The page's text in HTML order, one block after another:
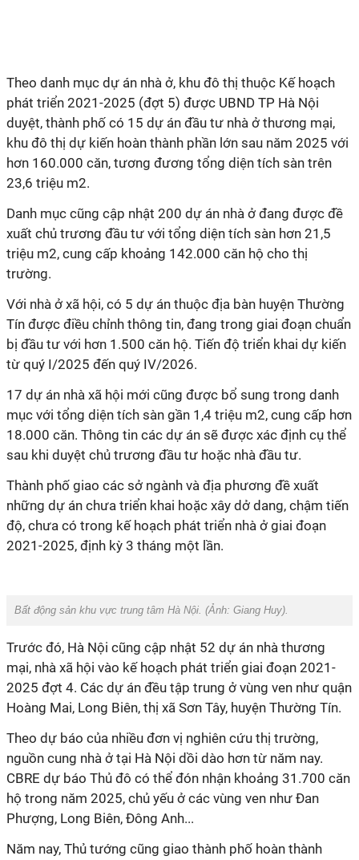
Theo danh mục dự án nhà ở, khu đô thị thuộc Kế hoạch
phát triển 2021-2025 (đợt 5) được UBND TP Hà Nội
duyệt, thành phố có 15 dự án đầu tư nhà ở thương mại,
khu đô thị dự kiến hoàn thành phần lớn sau năm 2025 với
hơn 160.000 căn, tương đương tổng diện tích sàn trên
23,6 triệu m2.
Danh mục cũng cập nhật 200 dự án nhà ở đang được đề
xuất chủ trương đầu tư với tổng diện tích sàn hơn 21,5
triệu m2, cung cấp khoảng 142.000 căn hộ cho thị
trường.
Với nhà ở xã hội, có 5 dự án thuộc địa bàn huyện Thường
Tín được điều chỉnh thông tin, đang trong giai đoạn chuẩn
bị đầu tư với hơn 1.500 căn hộ. Tiến độ triển khai dự kiến
từ quý I/2025 đến quý IV/2026.
17 dự án nhà xã hội mới cũng được bổ sung trong danh
mục với tổng diện tích sàn gần 1,4 triệu m2, cung cấp hơn
18.000 căn. Thông tin các dự án sẽ được xác định cụ thể
sau khi duyệt chủ trương đầu tư hoặc nhà đầu tư.
Thành phố giao các sở ngành và địa phương đề xuất
những dự án chưa triển khai hoặc xây dở dang, chậm tiến
độ, chưa có trong kế hoạch phát triển nhà ở giai đoạn
2021-2025, định kỳ 3 tháng một lần.
Bất động sản khu vực trung tâm Hà Nội. (Ảnh: Giang Huy).
Trước đó, Hà Nội cũng cập nhật 52 dự án nhà thương
mại, nhà xã hội vào kế hoạch phát triển giai đoạn 2021-
2025 đợt 4. Các dự án đều tập trung ở vùng ven như quận
Hoàng Mai, Long Biên, thị xã Sơn Tây, huyện Thường Tín.
Theo dự báo của nhiều đơn vị nghiên cứu thị trường,
nguồn cung nhà ở tại Hà Nội dồi dào hơn từ năm nay.
CBRE dự báo Thủ đô có thể đón nhận khoảng 31.700 căn
hộ trong năm 2025, chủ yếu ở các vùng ven như Đan
Phượng, Long Biên, Đông Anh...
Năm nay, Thủ tướng cũng giao thành phố hoàn thành